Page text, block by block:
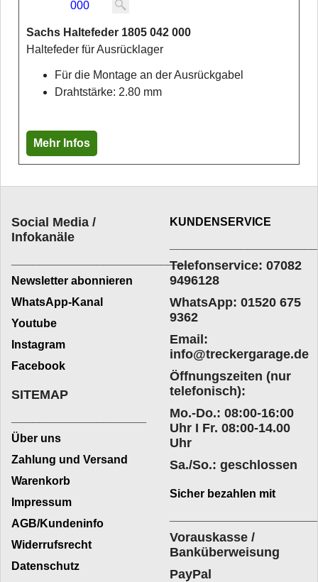
Sachs Haltefeder 1805 042 000
Haltefeder für Ausrücklager
Für die Montage an der Ausrückgabel
Drahtstärke: 2.80 mm
Mehr Infos
Social Media /
Infokanäle
_________________________
Newsletter abonnieren
WhatsApp-Kanal
Youtube
Instagram
Facebook
KUNDENSERVICE
Telefonservice: 07082
9496128
WhatsApp: 01520 675
9362
Email:
info@treckergarage.de
Öffnungszeiten (nur
telefonisch):
Mo.-Do.: 08:00-16:00
Uhr I Fr. 08:00-14.00
Uhr
Sa./So.: geschlossen
SITEMAP
Über uns
Zahlung und Versand
Warenkorb
Impressum
AGB/Kundeninfo
Widerrufsrecht
Datenschutz
Sicher bezahlen mit
Vorauskasse /
Banküberweisung
PayPal